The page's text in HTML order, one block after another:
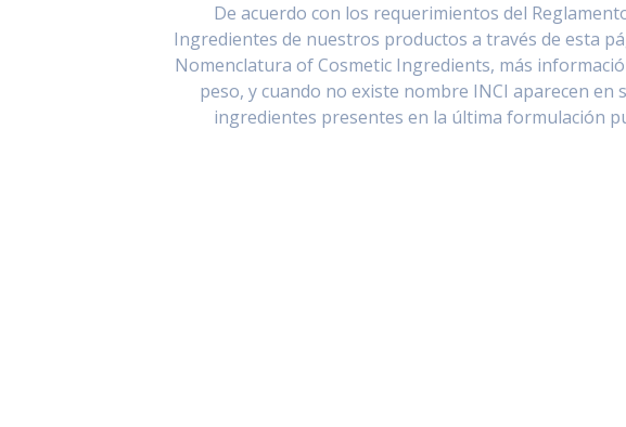
De acuerdo con los requerimientos del
Ingredientes de nuestros productos a través de esta
Nomenclatura of Cosmetic Ingredients, más
peso, y cuando no existe nombre INCI aparecen
ingredientes presentes en la última formulación